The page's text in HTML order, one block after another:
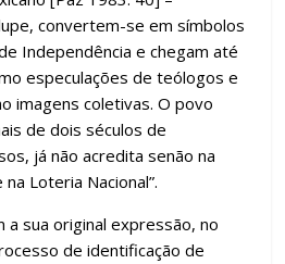
convertem-se em símbolos
Independência e chegam até
especulações de teólogos e
imagens coletivas. O povo
de dois séculos de
já não acredita senão na
Loteria Nacional”.
a sua original expressão, no
de identificação de